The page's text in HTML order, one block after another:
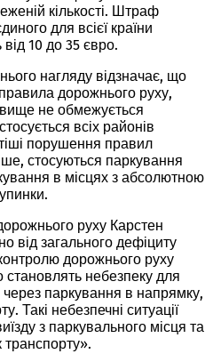
кількості. Штраф
для всієї країни
10 до 35 євро.
нагляду відзначає, що
дорожнього руху,
не обмежується
всіх районів
порушення правил
стосуються паркування
в місцях з абсолютною
руху Карстен
від загального дефіциту
дорожнього руху
становлять небезпеку для
паркування в напрямку,
Такі небезпечні ситуації
з паркувального місця та